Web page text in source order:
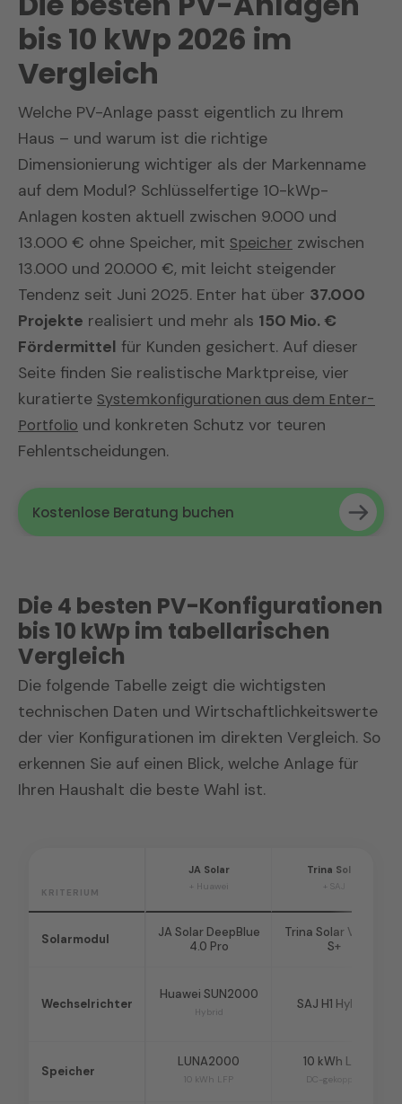
bis 10 kWp 2026 im
Vergleich
Welche PV-Anlage passt eigentlich zu Ihrem
Haus – und warum ist die richtige
Dimensionierung wichtiger als der Markenname
auf dem Modul? Schlüsselfertige 10-kWp-
Anlagen kosten aktuell zwischen 9.000 und
13.000 € ohne Speicher, mit Speicher zwischen
13.000 und 20.000 €, mit leicht steigender
Tendenz seit Juni 2025. Enter hat über 37.000
Projekte realisiert und mehr als 150 Mio. €
Fördermittel für Kunden gesichert. Auf dieser
Seite finden Sie realistische Marktpreise, vier
kuratierte Systemkonfigurationen aus dem Enter-
Portfolio und konkreten Schutz vor teuren
Fehlentscheidungen.
Kostenlose Beratung buchen
Die 4 besten PV-Konfigurationen
bis 10 kWp im tabellarischen
Vergleich
Die folgende Tabelle zeigt die wichtigsten
technischen Daten und Wirtschaftlichkeitswerte
der vier Konfigurationen im direkten Vergleich. So
erkennen Sie auf einen Blick, welche Anlage für
Ihren Haushalt die beste Wahl ist.
KRITERIUM
Solarmodul
Wechselrichter
Speicher
JA Solar
+ Huawei
JA Solar DeepBlue
4.0 Pro
Huawei SUN2000
Hybrid
LUNA2000
10 kWh LFP
Trina Solar
+ SAJ
Trina Solar Vertex
S+
SAJ H1 Hybrid
10 kWh LFP
DC-gekoppelt